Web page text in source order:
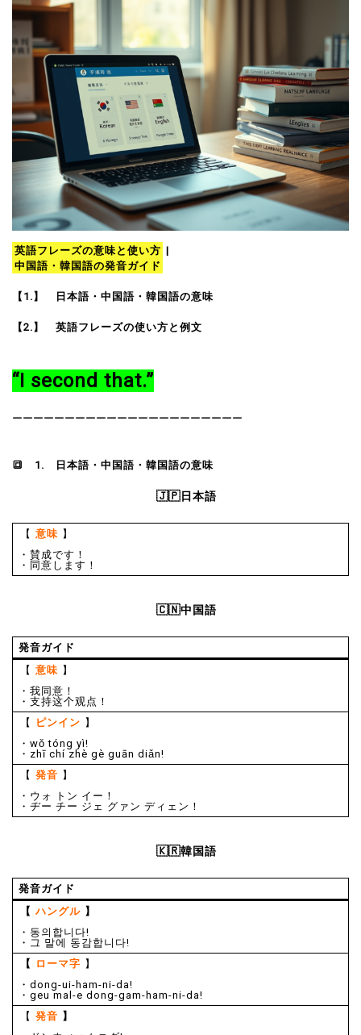
英語フレーズの意味と使い方 |
中国語・韓国語の発音ガイド
【1.】 日本語・中国語・韓国語の意味
【2.】 英語フレーズの使い方と例文
“I second that.”
ーーーーーーーーーーーーーーーーーーーーーー
🔳 1. 日本語・中国語・韓国語の意味
🇯🇵日本語
【 意味 】
・賛成です！
・同意します！
🇨🇳中国語
発音ガイド
【 意味 】
・我同意！
・支持这个观点！
【 ピンイン 】
・wǒ tóng yì!
・zhī chí zhè gè guān diǎn!
【 発音 】
・ウォ トン イー！
・ヂー チー ジェ グァン ディェン！
🇰🇷韓国語
発音ガイド
【 ハングル 】
・동의합니다!
・그 말에 동감합니다!
【 ローマ字 】
・dong-ui-ham-ni-da!
・geu mal-e dong-gam-ham-ni-da!
【 発音 】